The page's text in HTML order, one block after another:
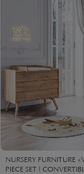
NURSERY FURNITURE
PIECE SET |